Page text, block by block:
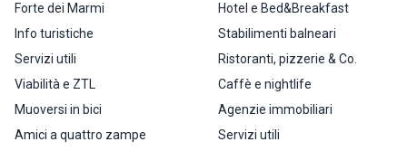
Forte dei Marmi
Info turistiche
Servizi utili
Viabilità e ZTL
Muoversi in bici
Amici a quattro zampe
Hotel e Bed&Breakfast
Stabilimenti balneari
Ristoranti, pizzerie & Co.
Caffè e nightlife
Agenzie immobiliari
Servizi utili